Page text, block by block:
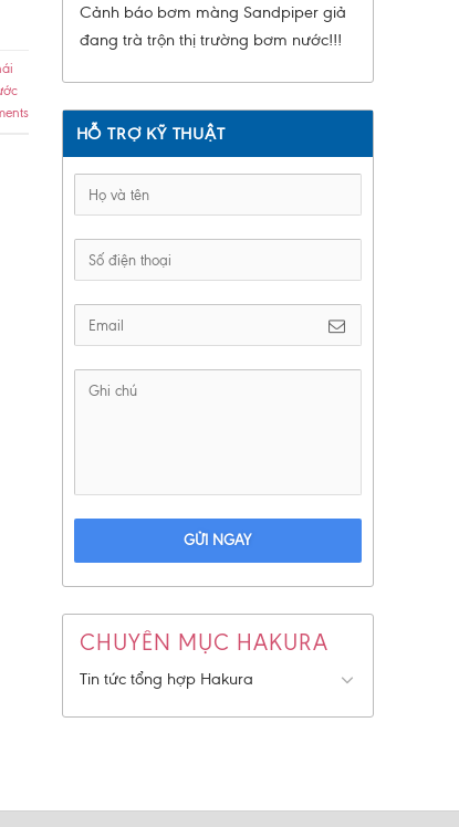
Cảnh báo bơm màng Sandpiper giả
đang trà trộn thị trường bơm nước!!!
HỖ TRỢ KỸ THUẬT
GỬI NGAY
CHUYÊN MỤC HAKURA
Tin tức tổng hợp Hakura